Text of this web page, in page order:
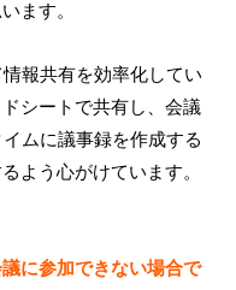
ます。
報共有を効率化してい
シートで共有し、会議
ムに議事録を作成する
よう心がけています。
に参加できない場合で